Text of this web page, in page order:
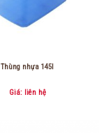
Thùng nhựa 145l
Giá: liên hệ